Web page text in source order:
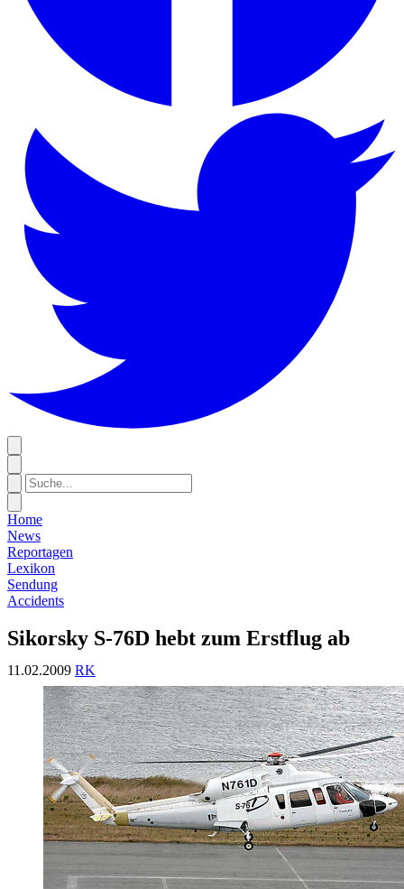
Home
News
Reportagen
Lexikon
Sendung
Accidents
Sikorsky S-76D hebt zum Erstflug ab
11.02.2009 RK